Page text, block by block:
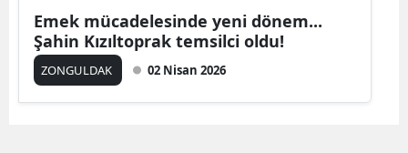
Emek mücadelesinde yeni dönem...
Şahin Kızıltoprak temsilci oldu!
ZONGULDAK 02 Nisan 2026